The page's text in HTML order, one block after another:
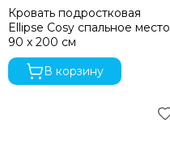
Кровать подростковая
Ellipse Cosy спальное место
90 х 200 см
В корзину